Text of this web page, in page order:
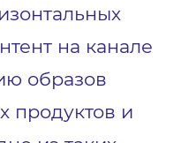
на канале
образов
продуктов и